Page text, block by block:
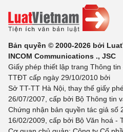
Bản quyền © 2000-2026 bởi
INCOM Communications ., JSC
Giấy phép thiết lập trang Thông
TTĐT cấp ngày 29/10/2010 bởi
Sở TT-TT Hà Nội, thay thế giấy
26/07/2007, cấp bởi Bộ Thông tin
Chứng nhận bản quyền tác giả số
16/02/2009, cấp bởi Bộ Văn hoá -